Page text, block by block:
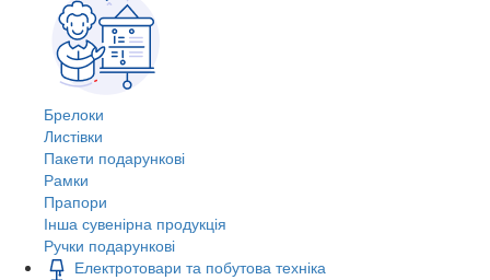
Брелоки
Листівки
Пакети подарункові
Рамки
Прапори
Інша сувенірна продукція
Ручки подарункові
Електротовари та побутова техніка